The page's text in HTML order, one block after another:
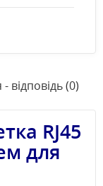
відповідь (0)
RJ45
для